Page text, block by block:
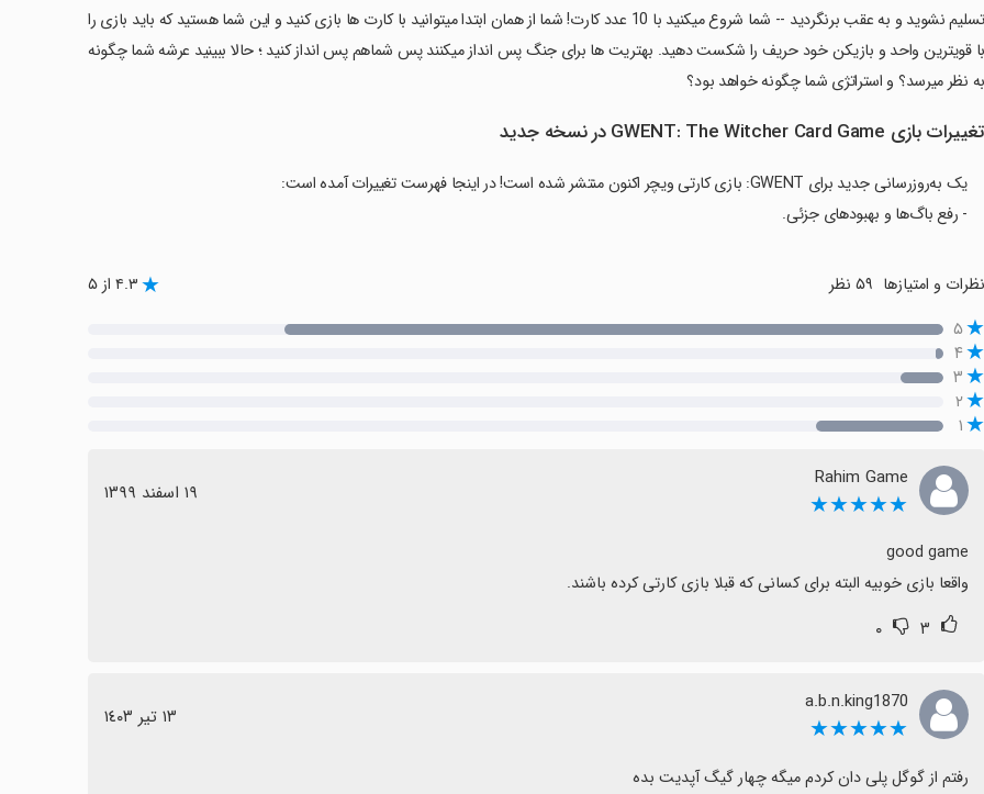
‏تسلیم نشوید و به عقب برنگردید -- شما شروع میکنید با 10 عدد کارت! شما از همان ابتدا میتوانید با کارت ها بازی کنید و این شما هستید که باید بازی را
با قویترین واحد و بازیکن خود حریف را شکست دهید. بهتریت ها برای جنگ پس انداز میکنند پس شماهم پس انداز کنید ؛ حالا ببینید عرشه شما چگونه
به نظر میرسد؟ و استراتژی شما چگونه خواهد بود؟
تغییرات بازی GWENT: The Witcher Card Game در نسخه جدید
یک به‌روزرسانی جدید برای GWENT: بازی کارتی ویچر اکنون منتشر شده است! در اینجا فهرست تغییرات آمده است:
- رفع باگ‌ها و بهبودهای جزئی.
نظرات و امتیازها ۴.۳ از ۵
۵
۴
۳
۲
۱
Rahim Game
★★★★★ ١٩ اسفند ١٣٩٩
واقعا بازی خوبیه البته برای کسانی که قبلا بازی کارتی کرده باشند.
۳ ۰
a.b.n.king1870
★★★★★ ١٣ تیر ١٤٠٣